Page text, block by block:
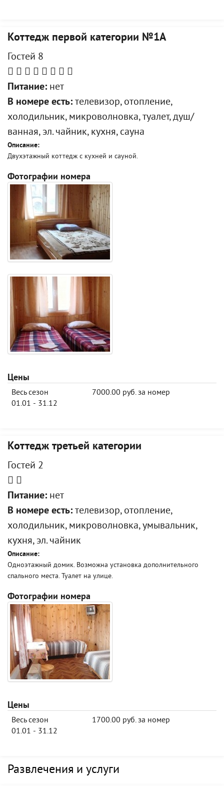
Коттедж первой категории №1А
Гостей 8
Питание: нет
В номере есть: телевизор, отопление,
холодильник, микроволновка, туалет, душ/
ванная, эл. чайник, кухня, сауна
Описание:
Двухэтажный коттедж с кухней и сауной.
Фотографии номера
Цены
Весь сезон
01.01 - 31.12
7000.00 руб. за номер
Коттедж третьей категории
Гостей 2
Питание: нет
В номере есть: телевизор, отопление,
холодильник, микроволновка, умывальник,
кухня, эл. чайник
Описание:
Одноэтажный домик. Возможна установка дополнительного
спального места. Туалет на улице.
Фотографии номера
Цены
Весь сезон
01.01 - 31.12
1700.00 руб. за номер
Развлечения и услуги